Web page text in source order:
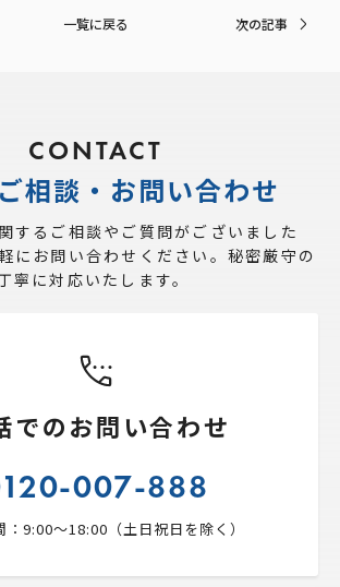
一覧に戻る 次の記事
CONTACT
相談・お問い合わせ
するご相談やご質問がございました
にお問い合わせください。秘密厳守の
寧に対応いたします。
でのお問い合わせ
007-888
：9:00〜18:00（土日祝日を除く）